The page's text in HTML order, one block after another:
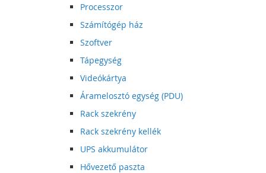
Processzor
Számítógép ház
Szoftver
Tápegység
Videókártya
Áramelosztó egység (PDU)
Rack szekrény
Rack szekrény kellék
UPS akkumulátor
Hővezető paszta